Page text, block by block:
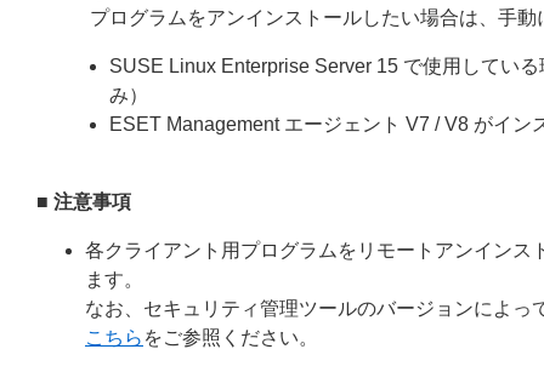
プログラムをアンインストールしたい場合は、手
SUSE Linux Enterprise Server 15 で使用してい
み）
ESET Management エージェント V7 / V8 がイン
■ 注意事項
各クライアント用プログラムをリモートアンイン
ます。
なお、セキュリティ管理ツールのバージョンによ
こちら をご参照ください。